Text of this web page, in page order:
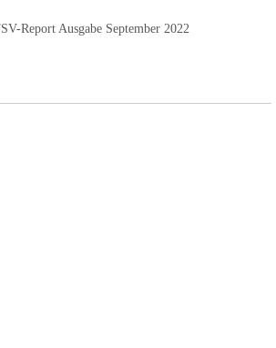
Report Ausgabe September 2022